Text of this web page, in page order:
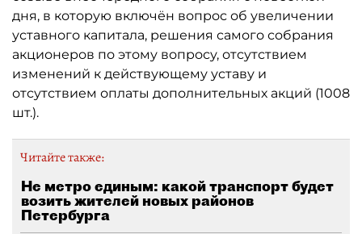
дня, в которую включён вопрос об увеличении
уставного капитала, решения самого собрания
акционеров по этому вопросу, отсутствием
изменений к действующему уставу и
отсутствием оплаты дополнительных акций (1008
шт.).
Читайте также:
Не метро единым: какой транспорт будет
возить жителей новых районов
Петербурга